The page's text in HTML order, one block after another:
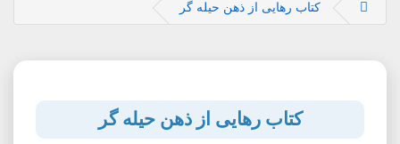
کتاب رهایی از ذهن حیله گر
کتاب رهایی از ذهن حیله گر